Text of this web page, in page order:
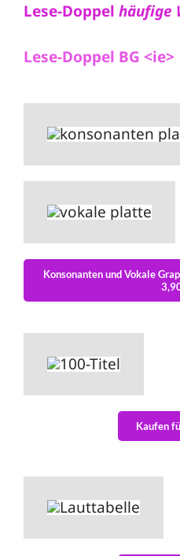
Lese-Doppel häufige
Lese-Doppel BG <ie>
Konsonanten und Vokale
Kaufen